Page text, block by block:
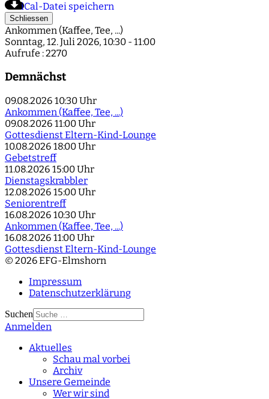
iCal-Datei speichern
Schliessen
Ankommen (Kaffee, Tee, ...)
Sonntag, 12. Juli 2026, 10:30 - 11:00
Aufrufe : 2270
Demnächst
09.08.2026 10:30 Uhr
Ankommen (Kaffee, Tee, ...)
09.08.2026 11:00 Uhr
Gottesdienst Eltern-Kind-Lounge
10.08.2026 18:00 Uhr
Gebetstreff
11.08.2026 15:00 Uhr
Dienstagskrabbler
12.08.2026 15:00 Uhr
Seniorentreff
16.08.2026 10:30 Uhr
Ankommen (Kaffee, Tee, ...)
16.08.2026 11:00 Uhr
Gottesdienst Eltern-Kind-Lounge
© 2026 EFG-Elmshorn
Impressum
Datenschutzerklärung
Suchen
Type 2 or more
Anmelden
Aktuelles
Schau mal vorbei
Archiv
Unsere Gemeinde
Wer wir sind